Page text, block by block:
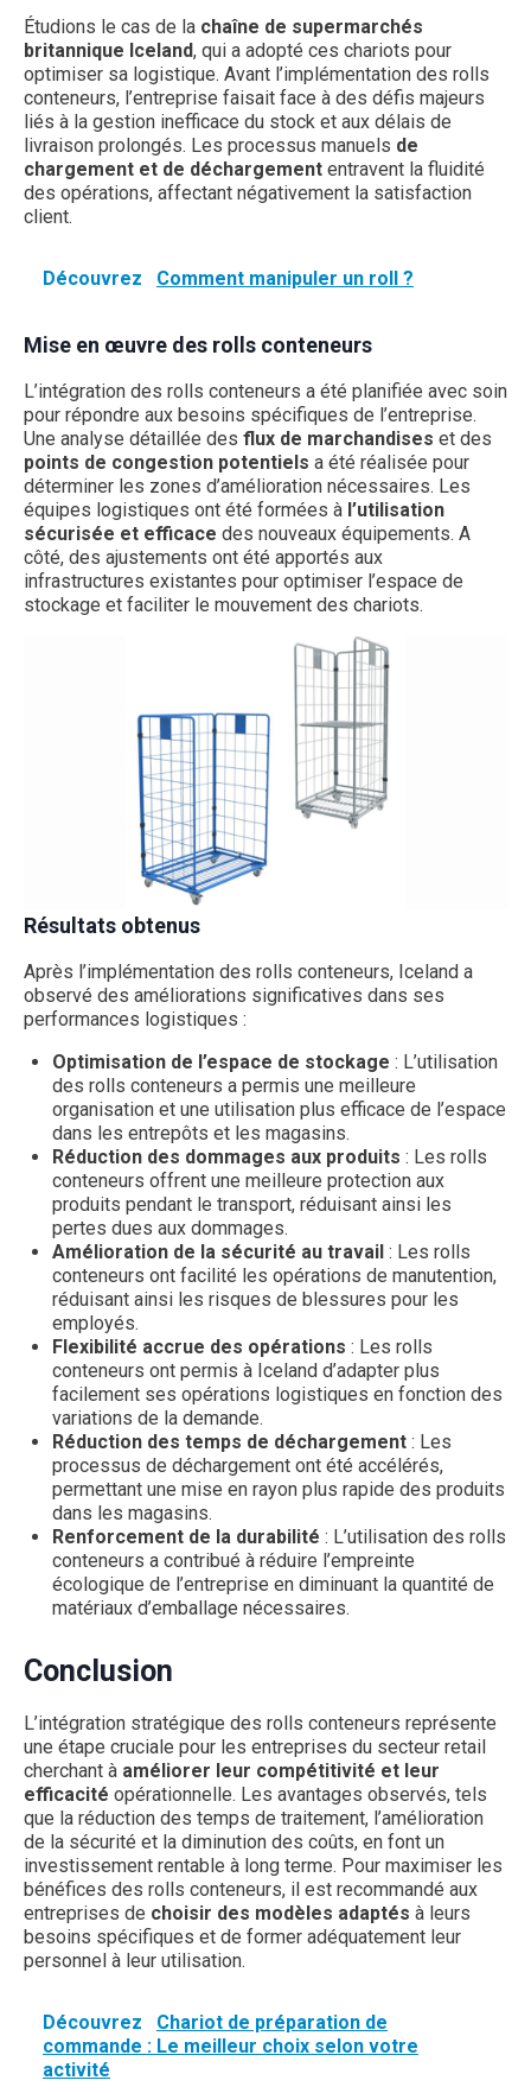
Étudions le cas de la chaîne de supermarchés
britannique Iceland, qui a adopté ces chariots pour
optimiser sa logistique. Avant l’implémentation des rolls
conteneurs, l’entreprise faisait face à des défis majeurs
liés à la gestion inefficace du stock et aux délais de
livraison prolongés. Les processus manuels de
chargement et de déchargement entravent la fluidité
des opérations, affectant négativement la satisfaction
client.
Découvrez Comment manipuler un roll ?
Mise en œuvre des rolls conteneurs
L’intégration des rolls conteneurs a été planifiée avec soin
pour répondre aux besoins spécifiques de l’entreprise.
Une analyse détaillée des flux de marchandises et des
points de congestion potentiels a été réalisée pour
déterminer les zones d’amélioration nécessaires. Les
équipes logistiques ont été formées à l’utilisation
sécurisée et efficace des nouveaux équipements. A
côté, des ajustements ont été apportés aux
infrastructures existantes pour optimiser l’espace de
stockage et faciliter le mouvement des chariots.
Résultats obtenus
Après l’implémentation des rolls conteneurs, Iceland a
observé des améliorations significatives dans ses
performances logistiques :
Optimisation de l’espace de stockage : L’utilisation
des rolls conteneurs a permis une meilleure
organisation et une utilisation plus efficace de l’espace
dans les entrepôts et les magasins.
Réduction des dommages aux produits : Les rolls
conteneurs offrent une meilleure protection aux
produits pendant le transport, réduisant ainsi les
pertes dues aux dommages.
Amélioration de la sécurité au travail : Les rolls
conteneurs ont facilité les opérations de manutention,
réduisant ainsi les risques de blessures pour les
employés.
Flexibilité accrue des opérations : Les rolls
conteneurs ont permis à Iceland d’adapter plus
facilement ses opérations logistiques en fonction des
variations de la demande.
Réduction des temps de déchargement : Les
processus de déchargement ont été accélérés,
permettant une mise en rayon plus rapide des produits
dans les magasins.
Renforcement de la durabilité : L’utilisation des rolls
conteneurs a contribué à réduire l’empreinte
écologique de l’entreprise en diminuant la quantité de
matériaux d’emballage nécessaires.
Conclusion
L’intégration stratégique des rolls conteneurs représente
une étape cruciale pour les entreprises du secteur retail
cherchant à améliorer leur compétitivité et leur
efficacité opérationnelle. Les avantages observés, tels
que la réduction des temps de traitement, l’amélioration
de la sécurité et la diminution des coûts, en font un
investissement rentable à long terme. Pour maximiser les
bénéfices des rolls conteneurs, il est recommandé aux
entreprises de choisir des modèles adaptés à leurs
besoins spécifiques et de former adéquatement leur
personnel à leur utilisation.
Découvrez
Chariot de préparation de
commande : Le meilleur choix selon votre
activité